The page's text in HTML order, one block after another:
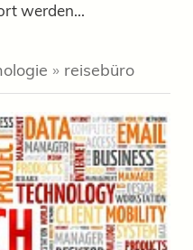
werden...
» reisebüro